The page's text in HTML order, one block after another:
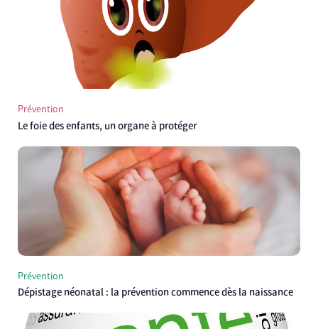
Prévention
Le foie des enfants, un organe à protéger
Prévention
Dépistage néonatal : la prévention commence dès la naissance